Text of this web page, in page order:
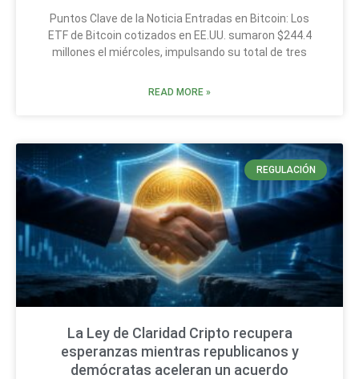
Puntos Clave de la Noticia Entradas en Bitcoin: Los
ETF de Bitcoin cotizados en EE.UU. sumaron $244.4
millones el miércoles, impulsando su total de tres
READ MORE »
REGULACIÓN
La Ley de Claridad Cripto recupera
esperanzas mientras republicanos y
demócratas aceleran un acuerdo